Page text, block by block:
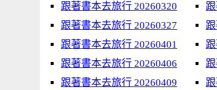
跟著書本去旅行 20260320
跟著書本去旅行 20260327
跟著書本去旅行 20260401
跟著書本去旅行 20260406
跟著書本去旅行 20260409